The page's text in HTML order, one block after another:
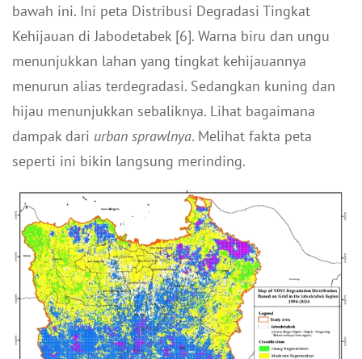
bawah ini. Ini peta Distribusi Degradasi Tingkat
Kehijauan di Jabodetabek [6]. Warna biru dan ungu
menunjukkan lahan yang tingkat kehijauannya
menurun alias terdegradasi. Sedangkan kuning dan
hijau menunjukkan sebaliknya. Lihat bagaimana
dampak dari urban sprawlnya. Melihat fakta peta
seperti ini bikin langsung merinding.